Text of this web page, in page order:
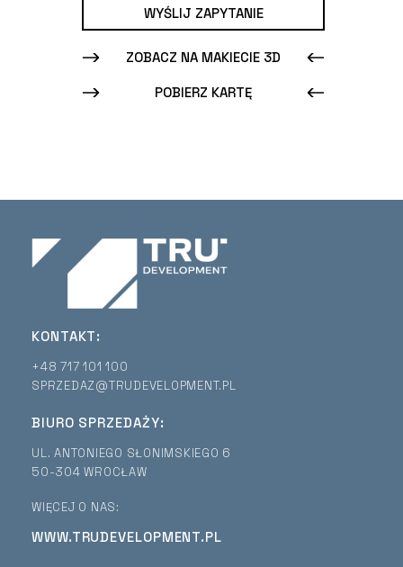
WYŚLIJ ZAPYTANIE
ZOBACZ NA MAKIECIE 3D
POBIERZ KARTĘ
KONTAKT:
+48 717 101 100
SPRZEDAZ@TRUDEVELOPMENT.PL
BIURO SPRZEDAŻY:
UL. ANTONIEGO SŁONIMSKIEGO 6
50-304 WROCŁAW
WIĘCEJ O NAS:
WWW.TRUDEVELOPMENT.PL